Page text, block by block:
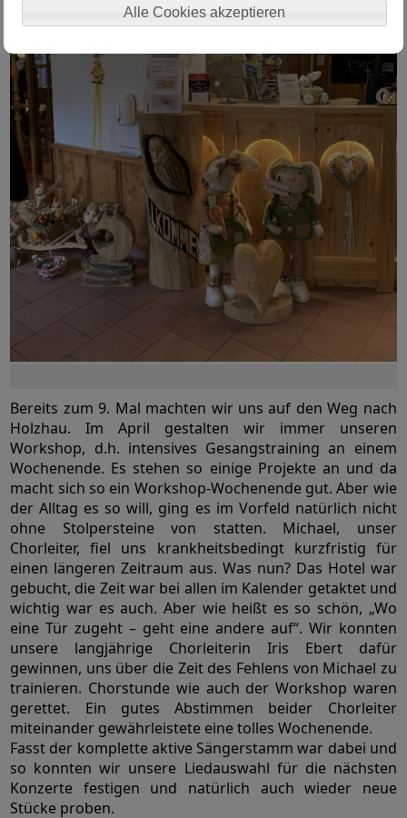
Alle Cookies akzeptieren
Bereits zum 9. Mal machten wir uns auf den Weg nach
Holzhau. Im April gestalten wir immer unseren
Workshop, d.h. intensives Gesangstraining an einem
Wochenende. Es stehen so einige Projekte an und da
macht sich so ein Workshop-Wochenende gut. Aber wie
der Alltag es so will, ging es im Vorfeld natürlich nicht
ohne Stolpersteine von statten. Michael, unser
Chorleiter, fiel uns krankheitsbedingt kurzfristig für
einen längeren Zeitraum aus. Was nun? Das Hotel war
gebucht, die Zeit war bei allen im Kalender getaktet und
wichtig war es auch. Aber wie heißt es so schön, „Wo
eine Tür zugeht – geht eine andere auf“. Wir konnten
unsere langjährige Chorleiterin Iris Ebert dafür
gewinnen, uns über die Zeit des Fehlens von Michael zu
trainieren. Chorstunde wie auch der Workshop waren
gerettet. Ein gutes Abstimmen beider Chorleiter
miteinander gewährleistete eine tolles Wochenende.
Fasst der komplette aktive Sängerstamm war dabei und
so konnten wir unsere Liedauswahl für die nächsten
Konzerte festigen und natürlich auch wieder neue
Stücke proben.